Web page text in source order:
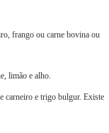
frango ou carne bovina ou
limão e alho.
carneiro e trigo bulgur. Existe